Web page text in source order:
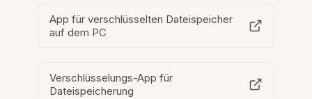
App für verschlüsselten Dateispeicher
auf dem PC
Verschlüsselungs-App für
Dateispeicherung